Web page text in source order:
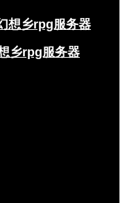
乡rpg服务器